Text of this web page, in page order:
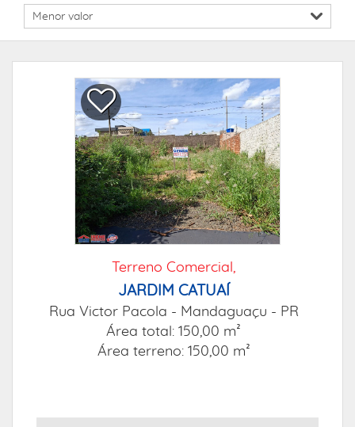
Terreno Comercial,
JARDIM CATUAÍ
Rua Victor Pacola - Mandaguaçu - PR
Área total: 150,00 m²
Área terreno: 150,00 m²